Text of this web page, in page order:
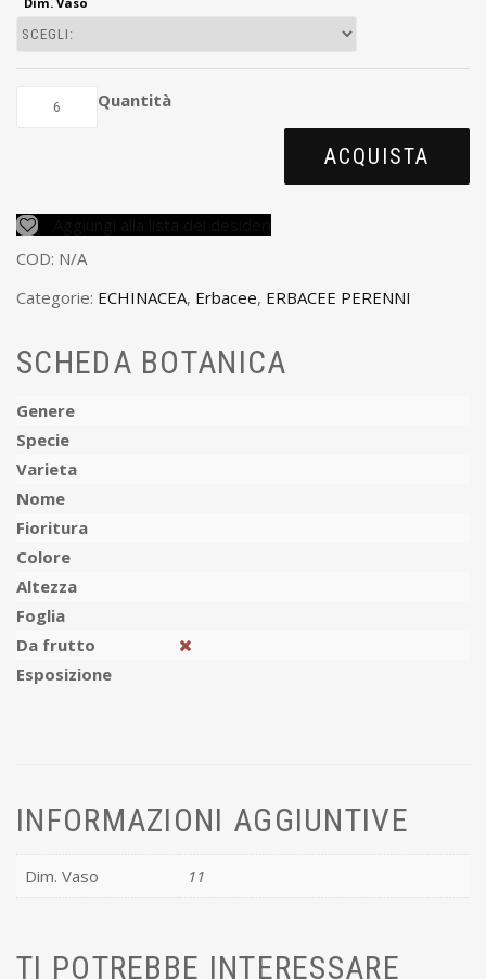
Quantità
ACQUISTA
COD: N/A
Categorie: ECHINACEA, Erbacee, ERBACEE PERENNI
SCHEDA BOTANICA
Genere
Specie
Varieta
Nome
Fioritura
Colore
Altezza
Foglia
Da frutto
Esposizione
INFORMAZIONI AGGIUNTIVE
Dim. Vaso 11
TI POTREBBE INTERESSARE